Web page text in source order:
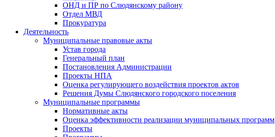
ОНД и ПР по Слюдянскому району
Отдел МВД
Прокуратура
Деятельность
Муниципальные правовые акты
Устав города
Генеральный план
Постановления Администрации
Проекты НПА
Оценка регулирующего воздействия проектов актов
Решения Думы Слюдянского городского поселения
Муниципальные программы
Нормативные акты
Оценка эффективности реализации муниципальных программ
Проекты